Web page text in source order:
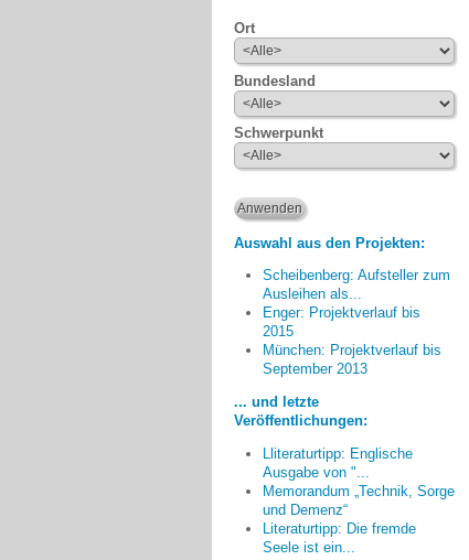
Ort
Bundesland
Schwerpunkt
Auswahl aus den Projekten:
Scheibenberg: Aufsteller zum
Ausleihen als...
Enger: Projektverlauf bis
2015
München: Projektverlauf bis
September 2013
... und letzte
Veröffentlichungen:
Lliteraturtipp: Englische
Ausgabe von "...
Memorandum „Technik, Sorge
und Demenz“
Literaturtipp: Die fremde
Seele ist ein...
[Wichtig ist:] ...
Nicht nachlassen, Betroffene
ausfindig zu machen und den
Angehörigen ebenso zu helfen.
Dr. Monika Meyer-Klette, Greifswald